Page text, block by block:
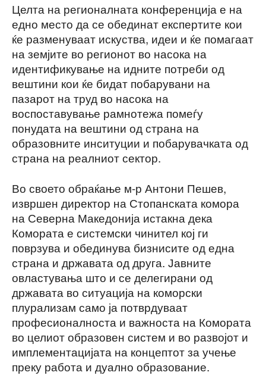
Целта на регионалната конференција е на
едно место да се обединат експертите кои
ќе разменуваат искуства, идеи и ќе помагаат
на земјите во регионот во насока на
идентификување на идните потреби од
вештини кои ќе бидат побарувани на
пазарот на труд во насока на
воспоставување рамнотежа помеѓу
понудата на вештини од страна на
образовните инситуции и побарувачката од
страна на реалниот сектор.
Во своето обраќање м-р Антони Пешев,
извршен директор на Стопанската комора
на Северна Македонија истакна дека
Комората е системски чинител кој ги
поврзува и обединува бизнисите од една
страна и државата од друга. Јавните
овластувања што и се делегирани од
државата во ситуација на коморски
плурализам само ја потврдуваат
професионалноста и важноста на Комората
во целиот образовен систем и во развојот и
имплементацијата на концептот за учење
преку работа и дуално образование.